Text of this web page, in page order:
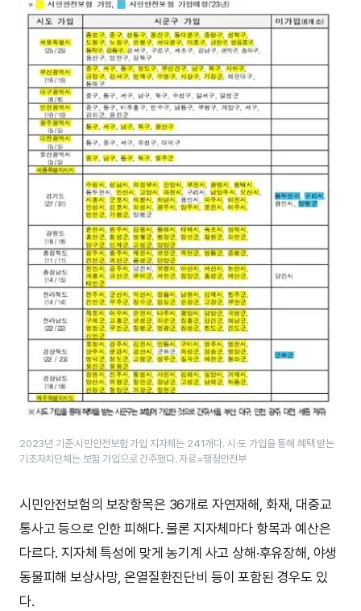
2023년 기준 시민안전보험 가입 지자체는 241​개다. 시·도 가입을 통해 혜택 받는
기초자치단체는 보험 가입으로 간주했다. 자료=행정안전부
시민안전보험의 보장항목은 36개로 자연재해, 화재, 대중교
통사고 등으로 인한 피해다. 물론 지자체마다 항목과 예산은
다르다. 지자체 특성에 맞게 농기계 사고 상해·후유장해, 야생
동물피해 보상사망, 온열질환진단비 등이 포함된 경우도 있
다.